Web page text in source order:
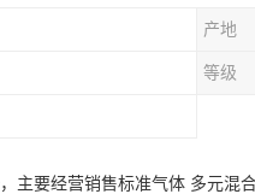
产地
等级
主要经营销售标准气体 多元混